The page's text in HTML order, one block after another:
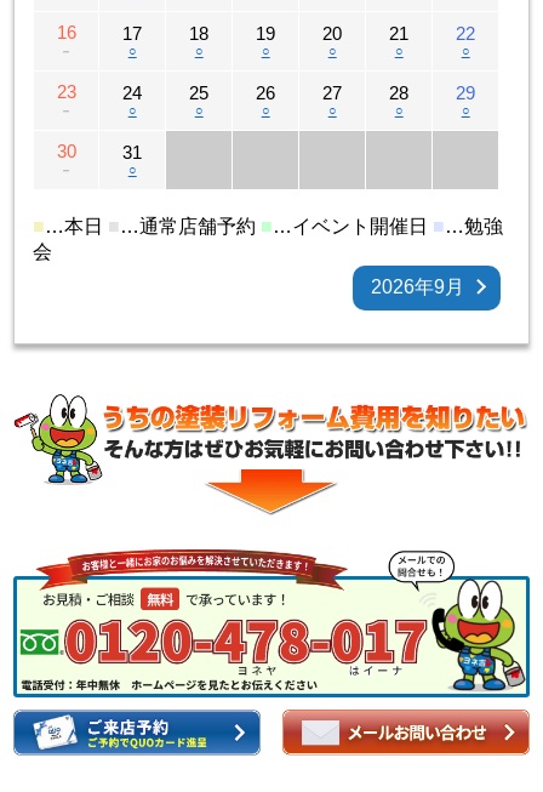
16
－
17
○
18
○
19
○
20
○
21
○
22
○
23
－
24
○
25
○
26
○
27
○
28
○
29
○
30
－
31
○
■…本日 ■ …通常店舗予約 ■…イベント開催日 ■…勉強
会
2026年9月